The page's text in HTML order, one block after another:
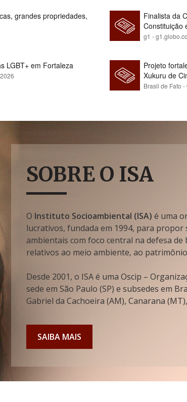
grandes propriedades,
Finalista da
Constituição
g1 -
LGBT+ em Fortaleza
Projeto
Xukuru de
Brasil de Fato
SOBRE O ISA
O Instituto Socioambiental (ISA) é uma
lucrativos, fundada em 1994, para
ambientais com foco central na defesa
relativos ao meio ambiente, ao
Desde 2001, o ISA é uma Oscip –
sede em São Paulo (SP) e subsedes em
Gabriel da Cachoeira (AM), Canarana
SAIBA MAIS